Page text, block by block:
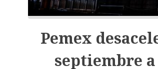
Pemex
septiembre